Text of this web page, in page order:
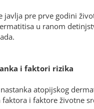
javlja pre prve godini
u ranom
i faktori rizika
atopijskog
i faktore životne